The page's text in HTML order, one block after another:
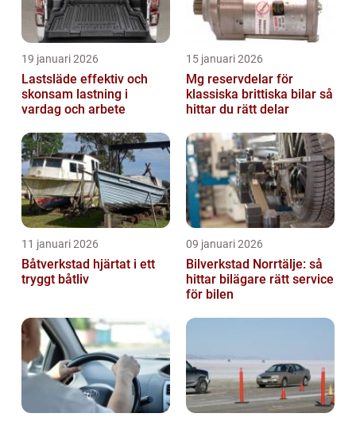
19 januari 2026
Lastsläde effektiv och
skonsam lastning i
vardag och arbete
15 januari 2026
Mg reservdelar för
klassiska brittiska bilar så
hittar du rätt delar
11 januari 2026
Båtverkstad hjärtat i ett
tryggt båtliv
09 januari 2026
Bilverkstad Norrtälje: så
hittar bilägare rätt service
för bilen